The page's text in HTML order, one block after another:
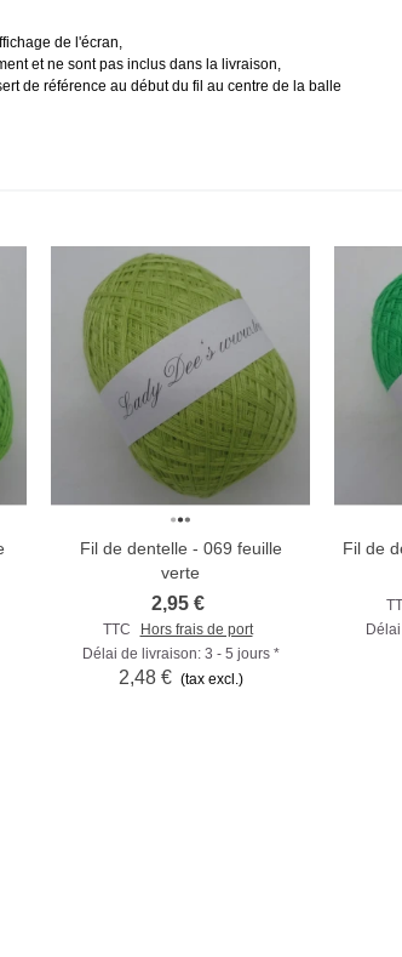
de l'écran,
et ne sont pas inclus dans la livraison,
de référence au début du fil au centre de la balle
Comparer
Fil de dentelle - 069 feuille
verte
2,95 €
TTC
Hors frais de port
Délai de livraison: 3 - 5 jours *
2,48 € (tax excl.)
Fil de